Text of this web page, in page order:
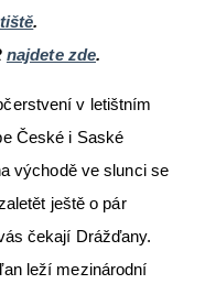
.
najdete zde.
v letištním
České i Saské
východě ve slunci se
ještě o pár
čekají Drážďany.
leží mezinárodní